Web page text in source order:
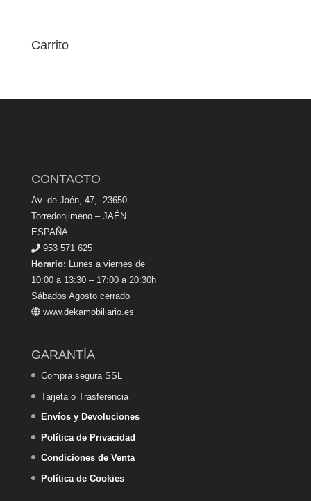
Carrito
CONTACTO
Av. de Jaén, 47, 23650
Torredonjimeno – JAÉN
ESPAÑA
953 571 625
Horario: Lunes a viernes de
10:00 a 13:30 – 17:00 a 20:30h
Sábados Agosto cerrado
www.dekamobiliario.es
GARANTÍA
Compra segura SSL
Tarjeta o Trasferencia
Envíos y Devoluciones
Política de Privacidad
Condiciones de Venta
Política de Cookies